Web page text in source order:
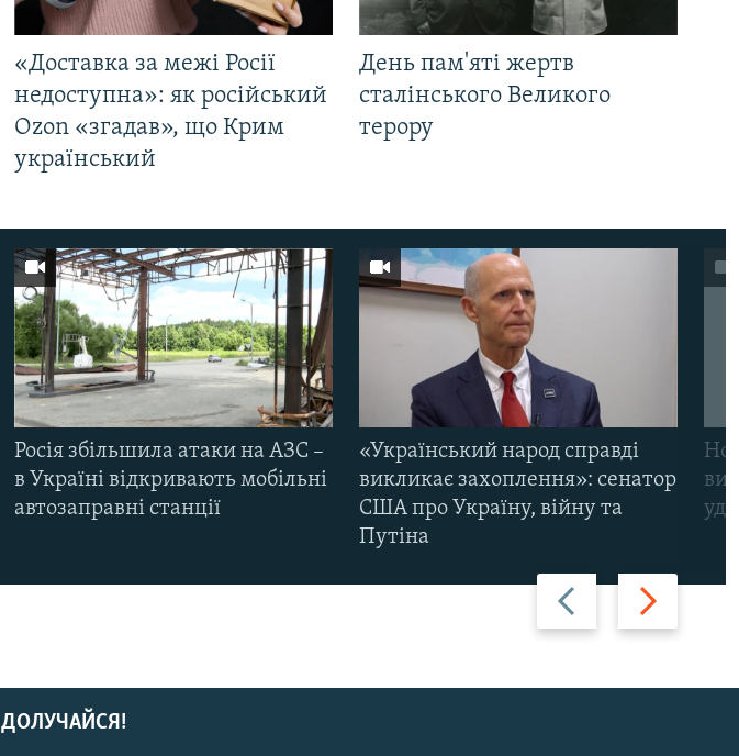
«Доставка за межі Росії
недоступна»: як російський
Ozon «згадав», що Крим
український
День пам'яті жертв
сталінського Великого
терору
Назад Вперед
Росія збільшила атаки на АЗС –
в Україні відкривають мобільні
автозаправні станції
«Український народ справді
викликає захоплення»: сенатор
США про Україну, війну та
Путіна
ДОЛУЧАЙСЯ!